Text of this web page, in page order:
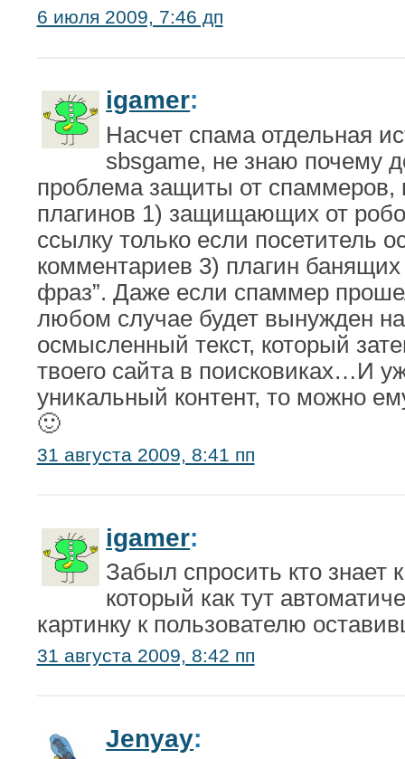
6 июля 2009, 7:46 дп
igamer:
Насчет спама отдельная
sbsgame, не знаю почему
проблема защиты от спаммеров,
плагинов 1) защищающих от
ссылку только если посетитель
комментариев 3) плагин банящих
фраз”. Даже если спаммер
любом случае будет вынужден
осмысленный текст, который
твоего сайта в поисковиках…И
уникальный контент, то можно
🙂
31 августа 2009, 8:41 пп
igamer:
Забыл спросить кто знает
который как тут
картинку к пользователю
31 августа 2009, 8:42 пп
Jenyay: